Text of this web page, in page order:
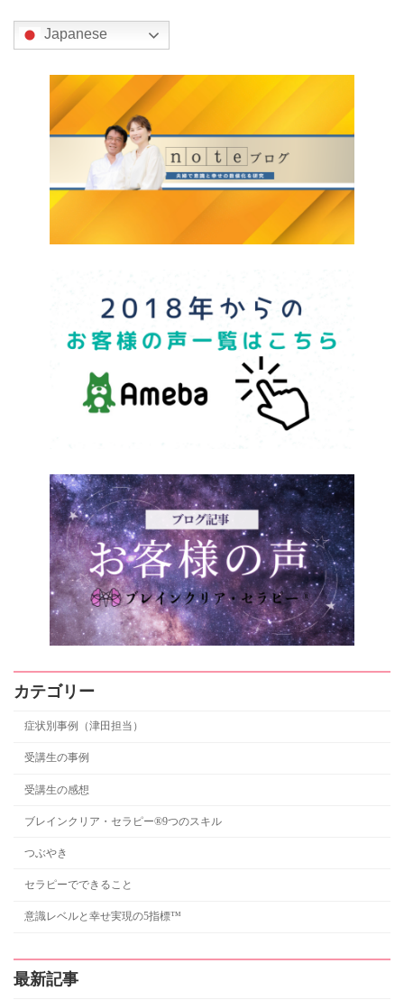
Japanese
カテゴリー
症状別事例（津田担当）
受講生の事例
受講生の感想
ブレインクリア・セラピー®9つのスキル
つぶやき
セラピーでできること
意識レベルと幸せ実現の5指標™
最新記事